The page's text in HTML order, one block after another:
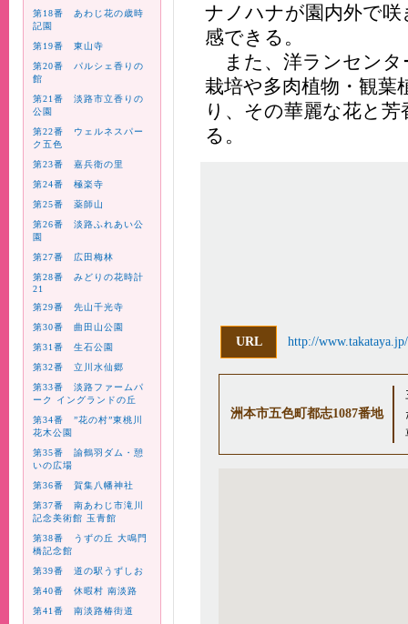
第18番 あわじ花の歳時
記園
第19番 東山寺
第20番 パルシェ香りの
館
第21番 淡路市立香りの
公園
第22番 ウェルネスパー
ク五色
第23番 嘉兵衛の里
第24番 極楽寺
第25番 薬師山
第26番 淡路ふれあい公
園
第27番 広田梅林
第28番 みどりの花時計
21
第29番 先山千光寺
第30番 曲田山公園
第31番 生石公園
第32番 立川水仙郷
第33番 淡路ファームパ
ーク イングランドの丘
第34番 ”花の村”東桃川
花木公園
第35番 諭鶴羽ダム・憩
いの広場
第36番 賀集八幡神社
第37番 南あわじ市滝川
記念美術館 玉青館
第38番 うずの丘 大鳴門
橋記念館
第39番 道の駅うずしお
第40番 休暇村 南淡路
第41番 南淡路椿街道
ナノハナが園内外で
感できる。
また、洋ランセンタ
栽培や多肉植物・観葉
り、その華麗な花と
る。
URL http://www.takataya.jp/
洲本市五色町都志1087番地